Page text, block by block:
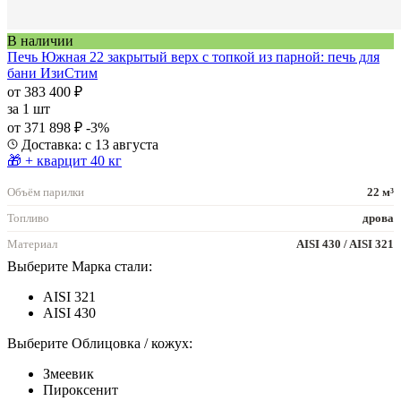
В наличии
Печь Южная 22 закрытый верх с топкой из парной: печь для
бани ИзиСтим
от 383 400 ₽
за 1 шт
от 371 898 ₽ -3%
Доставка: с 13 августа
🎁 + кварцит 40 кг
Объём парилки
22 м³
Топливо
дрова
Материал
AISI 430 / AISI 321
Выберите Марка стали:
AISI 321
AISI 430
Выберите Облицовка / кожух:
Змеевик
Пироксенит